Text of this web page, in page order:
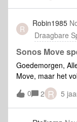
R
Robin1985
Draagbare
Sonos Move
Goedemorgen,
Move, maar het
mijn muziek en
spotify..
random playlist
alarmen of iets
0 2 R 5